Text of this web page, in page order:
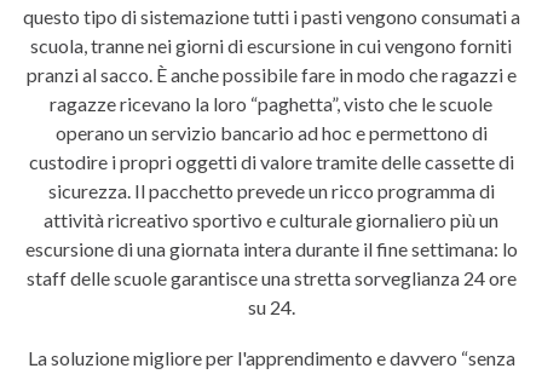
questo tipo di sistemazione tutti i pasti vengono consumati a
scuola, tranne nei giorni di escursione in cui vengono forniti
pranzi al sacco. È anche possibile fare in modo che ragazzi e
ragazze ricevano la loro “paghetta”, visto che le scuole
operano un servizio bancario ad hoc e permettono di
custodire i propri oggetti di valore tramite delle cassette di
sicurezza. Il pacchetto prevede un ricco programma di
attività ricreativo sportivo e culturale giornaliero più un
escursione di una giornata intera durante il fine settimana: lo
staff delle scuole garantisce una stretta sorveglianza 24 ore
su 24.
La soluzione migliore per l'apprendimento e davvero “senza